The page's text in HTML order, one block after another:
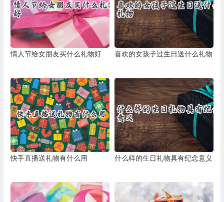
情人节给女朋友买什么礼物好 喜欢的女孩子过生日送什么礼物
快手直播送礼物有什么用 什么样的生日礼物具有纪念意义